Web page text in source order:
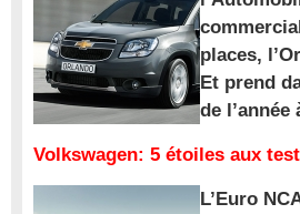
places,
Et prend
de
Volkswagen: 5 étoiles aux
L’Euro